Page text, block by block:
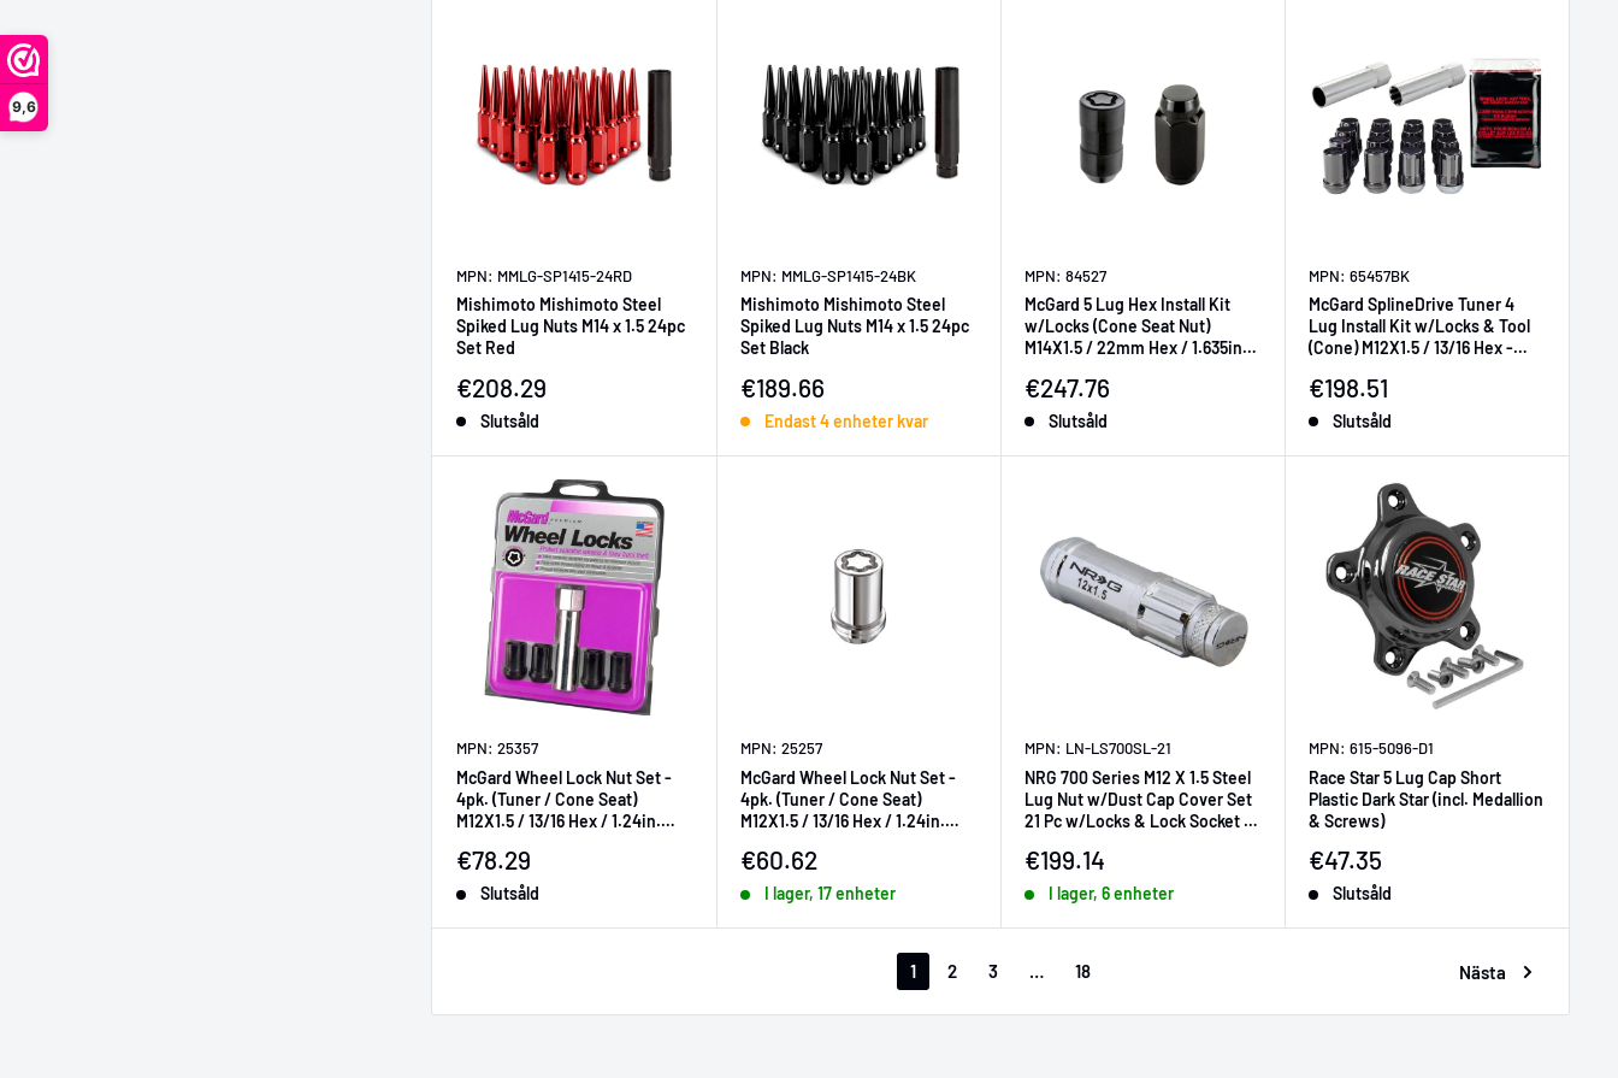
9,6
MPN: MMLG-SP1415-24RD
Mishimoto Mishimoto Steel
Spiked Lug Nuts M14 x 1.5 24pc
Set Red
Försäljningspris
€208.29
Slutsåld
MPN: MMLG-SP1415-24BK
Mishimoto Mishimoto Steel
Spiked Lug Nuts M14 x 1.5 24pc
Set Black
Försäljningspris
€189.66
Endast 4 enheter kvar
MPN: 84527
McGard 5 Lug Hex Install Kit
w/Locks (Cone Seat Nut)
M14X1.5 / 22mm Hex / 1.635in.
Försäljningspris
€247.76
Slutsåld
MPN: 65457BK
McGard SplineDrive Tuner 4
Lug Install Kit w/Locks & Tool
(Cone) M12X1.5 / 13/16 Hex -
Försäljningspris
€198.51
Slutsåld
MPN: 25357
McGard Wheel Lock Nut Set -
4pk. (Tuner / Cone Seat)
M12X1.5 / 13/16 Hex / 1.24in.
Försäljningspris
€78.29
Slutsåld
MPN: 25257
McGard Wheel Lock Nut Set -
4pk. (Tuner / Cone Seat)
M12X1.5 / 13/16 Hex / 1.24in.
Försäljningspris
€60.62
I lager, 17 enheter
MPN: LN-LS700SL-21
NRG 700 Series M12 X 1.5 Steel
Lug Nut w/Dust Cap Cover Set
21 Pc w/Locks & Lock Socket -
Försäljningspris
€199.14
I lager, 6 enheter
MPN: 615-5096-D1
Race Star 5 Lug Cap Short
Plastic Dark Star (incl. Medallion
& Screws)
Försäljningspris
€47.35
Slutsåld
1 2 3 … 18 Nästa